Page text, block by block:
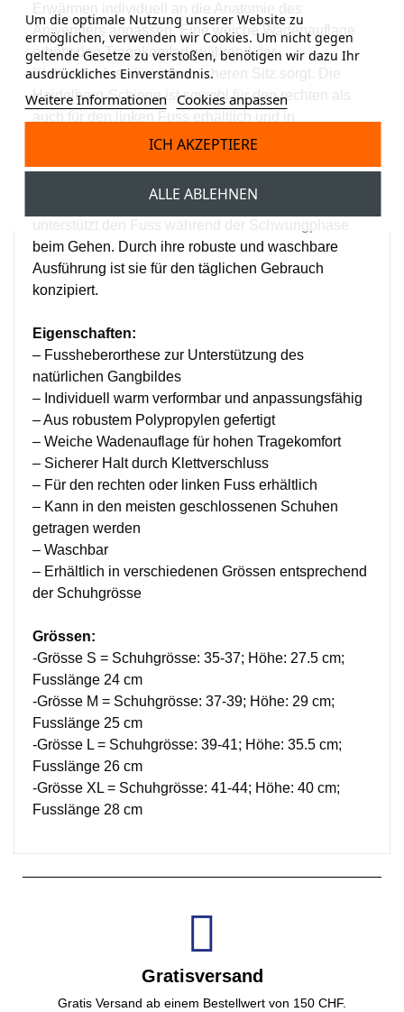
Erwärmen individuell an die Anatomie des
Anwenders anpassen. Eine weiche Wadenauflage
erhöht den Tragekomfort, während der
Klettverschluss für einen sicheren Sitz sorgt. Die
Heidelberg-Schiene ist sowohl für den rechten als
auch für den linken Fuss erhältlich und in
verschiedenen Grössen verfügbar.
orthopädisch bedingter Fussheberschwäche und
unterstützt den Fuss während der Schwungphase
beim Gehen. Durch ihre robuste und waschbare
Ausführung ist sie für den täglichen Gebrauch
konzipiert.
Eigenschaften:
– Fussheberorthese zur Unterstützung des
natürlichen Gangbildes
– Individuell warm verformbar und anpassungsfähig
– Aus robustem Polypropylen gefertigt
– Weiche Wadenauflage für hohen Tragekomfort
– Sicherer Halt durch Klettverschluss
– Für den rechten oder linken Fuss erhältlich
– Kann in den meisten geschlossenen Schuhen
getragen werden
– Waschbar
– Erhältlich in verschiedenen Grössen entsprechend
der Schuhgrösse
Grössen:
-Grösse S = Schuhgrösse: 35-37; Höhe: 27.5 cm;
Fusslänge 24 cm
-Grösse M = Schuhgrösse: 37-39; Höhe: 29 cm;
Fusslänge 25 cm
-Grösse L = Schuhgrösse: 39-41; Höhe: 35.5 cm;
Fusslänge 26 cm
-Grösse XL = Schuhgrösse: 41-44; Höhe: 40 cm;
Fusslänge 28 cm
Gratisversand
Gratis Versand ab einem Bestellwert von 150 CHF.
Um die optimale Nutzung unserer Website zu
ermöglichen, verwenden wir Cookies. Um nicht gegen
geltende Gesetze zu verstoßen, benötigen wir dazu Ihr
ausdrückliches Einverständnis.
Weitere Informationen Cookies anpassen
ALLE ABLEHNEN
ICH AKZEPTIERE